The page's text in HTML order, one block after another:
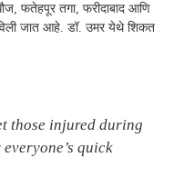
फतेहपूर तगा, फरीदाबाद आणि
जात आहे. डॉ. उमर येथे शिकत
those injured during
quick